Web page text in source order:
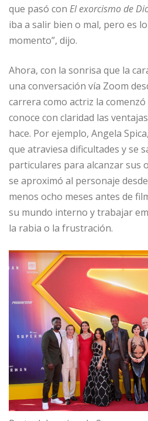
que pasó con El exorcismo de
iba a salir bien o mal, pero es
momento”, dijo.
Ahora, con la sonrisa que la
una conversación vía Zoom
carrera como actriz la comenzó
conoce con claridad las
hace. Por ejemplo, Angela
que atraviesa dificultades y se
particulares para alcanzar sus
se aproximó al personaje
menos ocho meses antes de
su mundo interno y trabajar
la rabia o la frustración.